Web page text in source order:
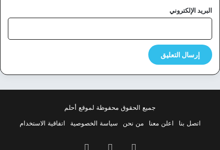
البريد الإلكتروني
جميع الحقوق محفوظة لموقع أحلم
اتصل بنا
اعلن معنا من نحن سياسة الخصوصية اتفاقية الاستخدام
فيسبوك